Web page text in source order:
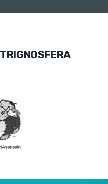
TRIGNOSFERA